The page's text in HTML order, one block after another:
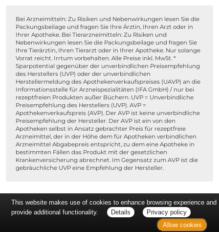
Bei Arzneimitteln: Zu Risiken und Nebenwirkungen lesen Sie die
Packungsbeilage und fragen Sie Ihre Ärztin, Ihren Arzt oder in
Ihrer Apotheke. Bei Tierarzneimitteln: Zu Risiken und
Nebenwirkungen lesen Sie die Packungsbeilage und fragen Sie
Ihre Tierärztin, Ihren Tierarzt oder in Ihrer Apotheke. Nur solange
Vorrat reicht. Irrtum vorbehalten. Alle Preise inkl. MwSt. *
Sparpotential gegenüber der unverbindlichen Preisempfehlung
des Herstellers (UVP) oder der unverbindlichen
Herstellermeldung des Apothekenverkaufspreises (UAVP) an die
Informationsstelle für Arzneispezialitäten (IFA GmbH) / nur bei
rezeptfreien Produkten außer Büchern. UVP = Unverbindliche
Preisempfehlung des Herstellers (UVP). AVP =
Apothekenverkaufspreis (AVP). Der AVP ist keine unverbindliche
Preisempfehlung der Hersteller. Der AVP ist ein von den
Apotheken selbst in Ansatz gebrachter Preis für rezeptfreie
Arzneimittel, der in der Höhe dem für Apotheken verbindlichen
Arzneimittel Abgabepreis entspricht, zu dem eine Apotheke in
bestimmten Fällen das Produkt mit der gesetzlichen
Krankenversicherung abrechnet. Im Gegensatz zum AVP ist die
gebräuchliche UVP eine Empfehlung der Hersteller.
This website makes use of cookies to enhance browsing experience and
provide additional functionality.
Details
Privacy policy
Allow cookies